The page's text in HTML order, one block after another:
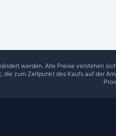
werden. Alle Preise verstehen
die zum Zeitpunkt des Kaufs auf der